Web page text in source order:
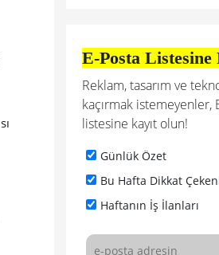
E-Posta Listesine
Reklam, tasarım ve
kaçırmak istemeyenler,
listesine kayıt olun!
Günlük Özet
Bu Hafta Dikkat
Haftanın İş İlanları